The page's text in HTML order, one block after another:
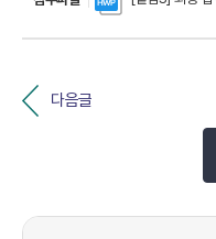
다음글